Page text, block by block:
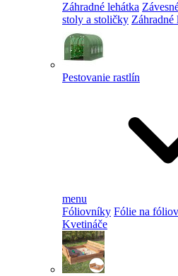
Záhradné lehátka
stoly a stoličky Záhradné
Pestovanie rastlín
menu
Fóliovníky Fólie na
Kvetináče